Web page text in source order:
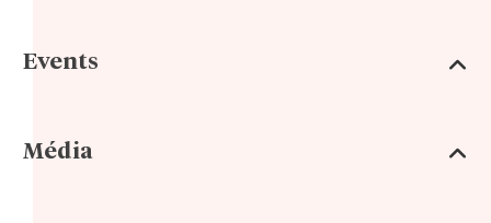
Events
Média